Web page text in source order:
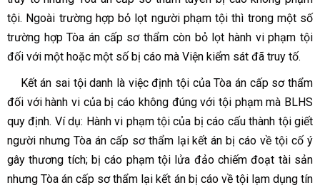
tội. Ngoài trường hợp bỏ lọt người phạm tội thì trong một số
trường hợp Tòa án cấp sơ thẩm còn bỏ lọt hành vi phạm tội
đối với một hoặc một số bị cáo mà Viện kiểm sát đã truy tố.
Kết án sai tội danh là việc định tội của Tòa án cấp sơ thẩm
đối với hành vi của bị cáo không đúng với tội phạm mà BLHS
quy định. Ví dụ: Hành vi phạm tội của bị cáo cấu thành tội giết
người nhưng Tòa án cấp sơ thẩm lại kết án bị cáo về tội cố ý
gây thương tích; bị cáo phạm tội lửa đảo chiếm đoạt tài sản
nhưng Tòa án cấp sơ thẩm lại kết án bị cáo về tội lạm dụng tín